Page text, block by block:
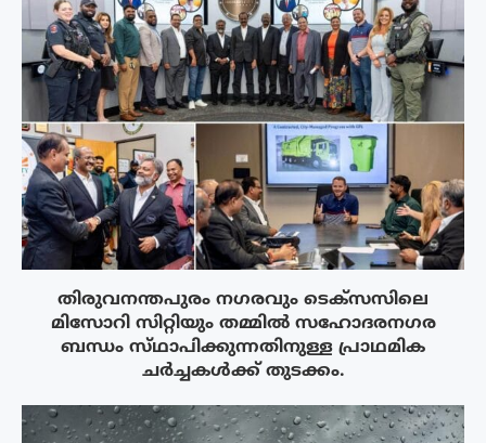
തിരുവനന്തപുരം നഗരവും ടെക്‌സസിലെ
മിസോറി സിറ്റിയും തമ്മിൽ സഹോദരനഗര
ബന്ധം സ്‌ഥാപിക്കുന്നതിനുള്ള പ്രാഥമിക
ചർച്ചകൾക്ക് തുടക്കം.